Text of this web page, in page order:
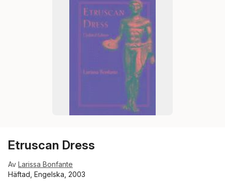
Etruscan Dress
Av Larissa Bonfante
Häftad, Engelska, 2003